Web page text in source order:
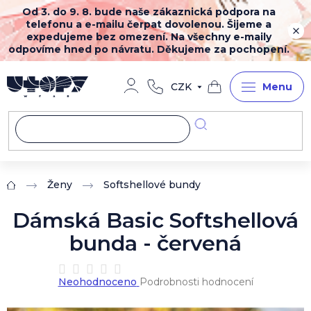
Přejít
na
obsah
Od 3. do 9. 8. bude naše zákaznická podpora na
telefonu a e-mailu čerpat dovolenou. Šijeme a
expedujeme bez omezení. Na všechny e-maily
odpovíme hned po návratu. Děkujeme za pochopení.
CZK
Nákupní
košík
Domů Ženy Softshellové bundy
Dámská Basic Softshellová
bunda - červená
Průměrné
hodnocení
Neohodnoceno Podrobnosti hodnocení